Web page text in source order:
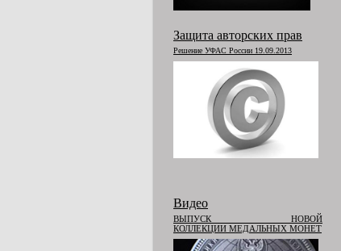
Защита авторских прав
Решение УФАС России 19.09.2013
Видео
ВЫПУСК НОВОЙ
КОЛЛЕКЦИИ МЕДАЛЬНЫХ МОНЕТ